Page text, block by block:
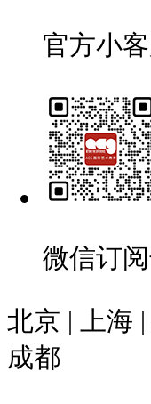
官方小
微信订
北京 | 上海
成都